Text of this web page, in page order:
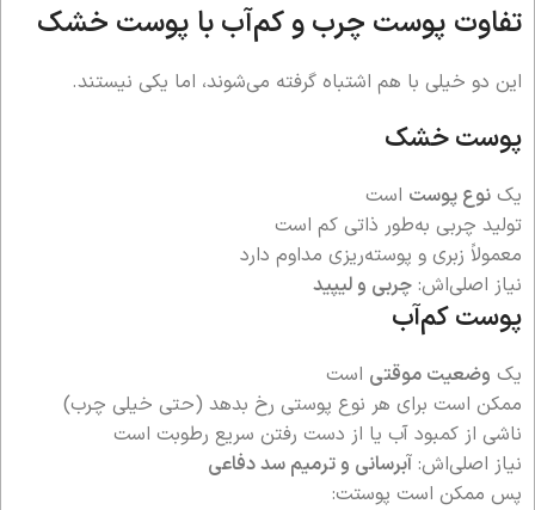
تفاوت پوست چرب و کم‌آب با پوست خشک
این دو خیلی با هم اشتباه گرفته می‌شوند، اما یکی نیستند.
پوست خشک
یک نوع پوست است
تولید چربی به‌طور ذاتی کم است
معمولاً زبری و پوسته‌ریزی مداوم دارد
نیاز اصلی‌اش: چربی و لیپید
پوست کم‌آب
یک وضعیت موقتی است
ممکن است برای هر نوع پوستی رخ بدهد (حتی خیلی چرب)
ناشی از کمبود آب یا از دست رفتن سریع رطوبت است
نیاز اصلی‌اش: آبرسانی و ترمیم سد دفاعی
پس ممکن است پوستت: